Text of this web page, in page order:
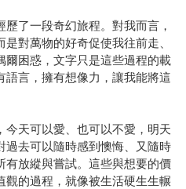
了一段奇幻旅程。對我而言，
對萬物的好奇促使我往前走、
爾困惑，文字只是這些過程的載
言，擁有想像力，讓我能將這
今天可以愛、也可以不愛，明天
過去可以隨時感到懊悔、又隨時
有放縱與嘗試。這些與想要的價
觀的過程，就像被生活硬生生輾